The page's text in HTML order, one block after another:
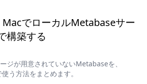
でローカルMetabaseサー
構築する
ジが用意されていないMetabaseを、
う方法をまとめます。